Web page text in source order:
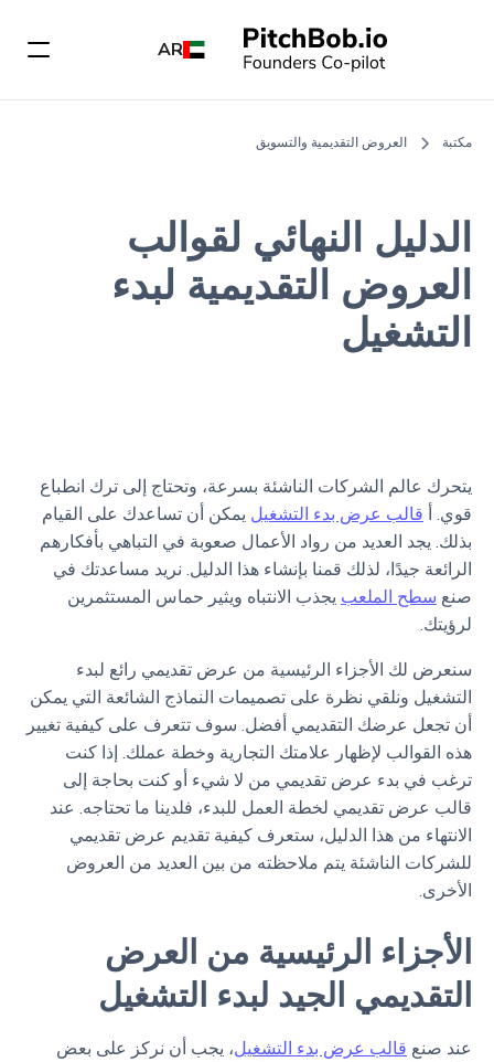
AR
مكتبة العروض التقديمية والتسويق
الدليل النهائي لقوالب
العروض التقديمية لبدء
التشغيل
يتحرك عالم الشركات الناشئة بسرعة، وتحتاج إلى ترك انطباع
قوي. أ قالب عرض بدء التشغيل يمكن أن تساعدك على القيام
بذلك. يجد العديد من رواد الأعمال صعوبة في التباهي بأفكارهم
الرائعة جيدًا، لذلك قمنا بإنشاء هذا الدليل. نريد مساعدتك في
صنع سطح الملعب يجذب الانتباه ويثير حماس المستثمرين
لرؤيتك.
سنعرض لك الأجزاء الرئيسية من عرض تقديمي رائع لبدء
التشغيل ونلقي نظرة على تصميمات النماذج الشائعة التي يمكن
أن تجعل عرضك التقديمي أفضل. سوف تتعرف على كيفية تغيير
هذه القوالب لإظهار علامتك التجارية وخطة عملك. إذا كنت
ترغب في بدء عرض تقديمي من لا شيء أو كنت بحاجة إلى
قالب عرض تقديمي لخطة العمل للبدء، فلدينا ما تحتاجه. عند
الانتهاء من هذا الدليل، ستعرف كيفية تقديم عرض تقديمي
للشركات الناشئة يتم ملاحظته من بين العديد من العروض
الأخرى.
الأجزاء الرئيسية من العرض
التقديمي الجيد لبدء التشغيل
عند صنع قالب عرض بدء التشغيل، يجب أن نركز على بعض